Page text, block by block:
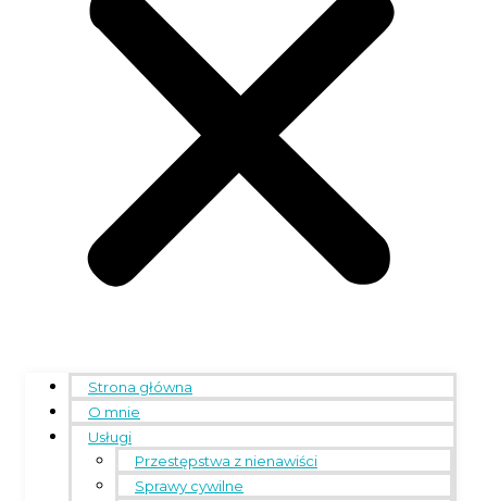
Strona główna
O mnie
Usługi
Przestępstwa z nienawiści
Sprawy cywilne